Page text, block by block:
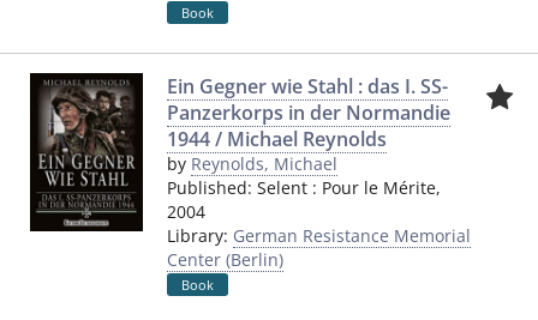
Book
Ein Gegner wie Stahl : das I. SS-
Panzerkorps in der Normandie
1944 / Michael Reynolds
by Reynolds, Michael
Published: Selent: Pour le Mérite,
2004
Library: German Resistance Memorial
Center (Berlin)
Book